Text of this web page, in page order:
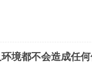
境都不会造成任